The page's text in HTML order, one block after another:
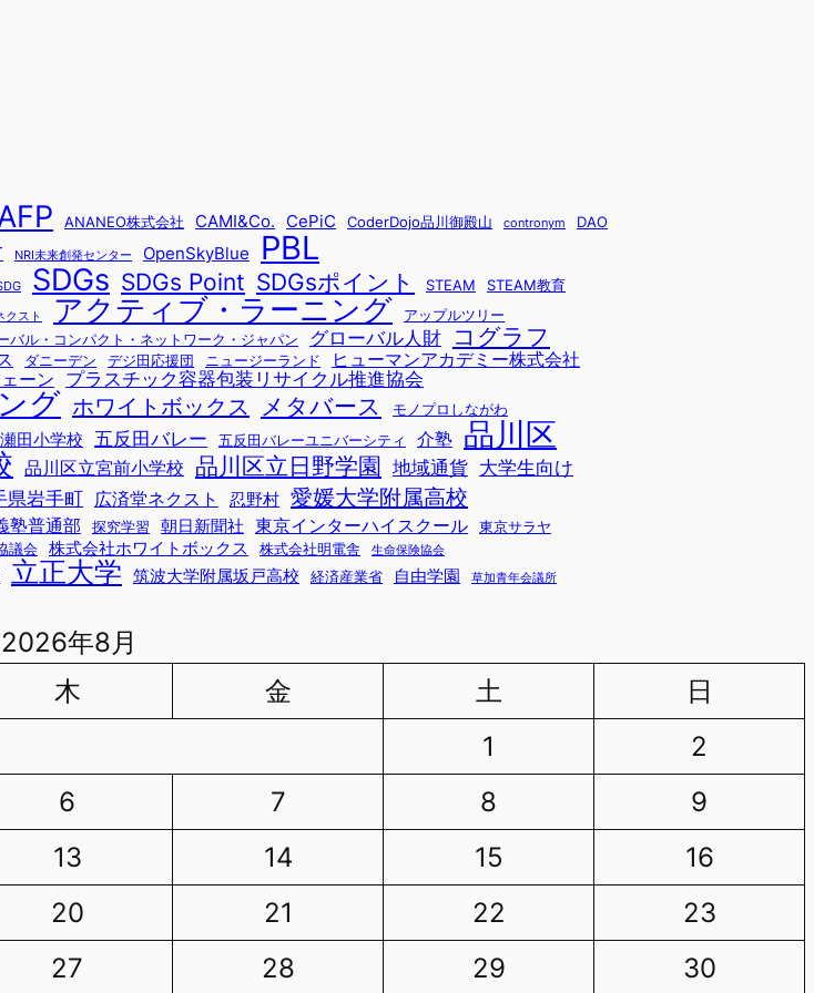
ANANEO株式会社 CAMI&Co. CePiC CoderDojo品川御殿山 contronym DAO
NRI未来創発センター OpenSkyBlue
PBL
SDGs SDGs Point SDGsポイント STEAM STEAM教育
クスト アクティブ・ラーニング
アップルツリー
バル・コンパクト・ネットワーク・ジャパン グローバル人財 コグラフ
ダニーデン デジ田応援団 ニュージーランド ヒューマンアカデミー株式会社
ーン プラスチック容器包装リサイクル推進協会
グ ホワイトボックス メタバース モノプロしながわ
田小学校 五反田バレー 五反田バレーユニバーシティ 介塾 品川区
品川区立宮前小学校 品川区立日野学園 地域通貨 大学生向け
県岩手町 広済堂ネクスト 忍野村 愛媛大学附属高校
塾普通部 探究学習 朝日新聞社 東京インターハイスクール 東京サラヤ
議会 株式会社ホワイトボックス 株式会社明電舎 生命保険協会
立正大学 筑波大学附属坂戸高校 経済産業省 自由学園 草加青年会議所
2026年8月
木 金 土
日
1
2
6 7 8
9
13 14 15
16
20 21 22
23
27 28 29 30